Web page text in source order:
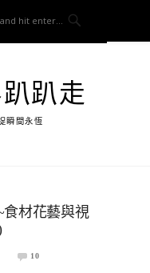
趴走
瞬間永恆
食材花藝與視
10